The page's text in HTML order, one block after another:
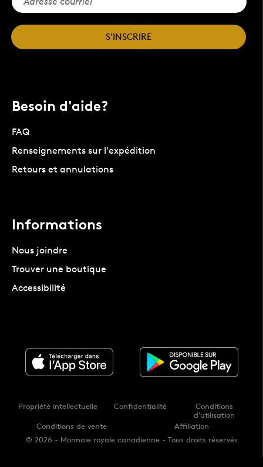
S'INSCRIRE
Besoin d'aide?
FAQ
Renseignements sur l'expédition
Retours et annulations
Informations
Nous joindre
Trouver une boutique
Accessibilité
© 2026 - Monnaie royale canadienne - Tous droits réservés
Propriété intellectuelle Confidentialité
Conditions
d'utilisation
Conditions de vente
Affiliation